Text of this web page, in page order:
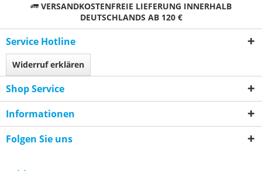
VERSANDKOSTENFREIE LIEFERUNG INNERHALB
DEUTSCHLANDS AB 120 €
Service Hotline
Widerruf erklären
Shop Service
Informationen
Folgen Sie uns